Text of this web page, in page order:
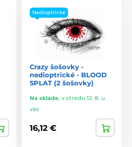
Nedioptrické
Crazy šošovky -
nedioptrické - BLOOD
SPLAT (2 šošovky)
Na sklade, v stredu 12. 8. u
vás
16,12 €